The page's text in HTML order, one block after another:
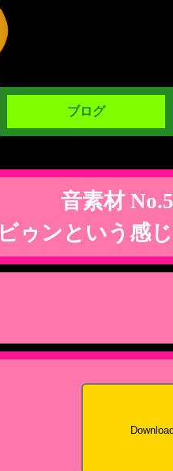
ブログ
音素材
ビゥンという感